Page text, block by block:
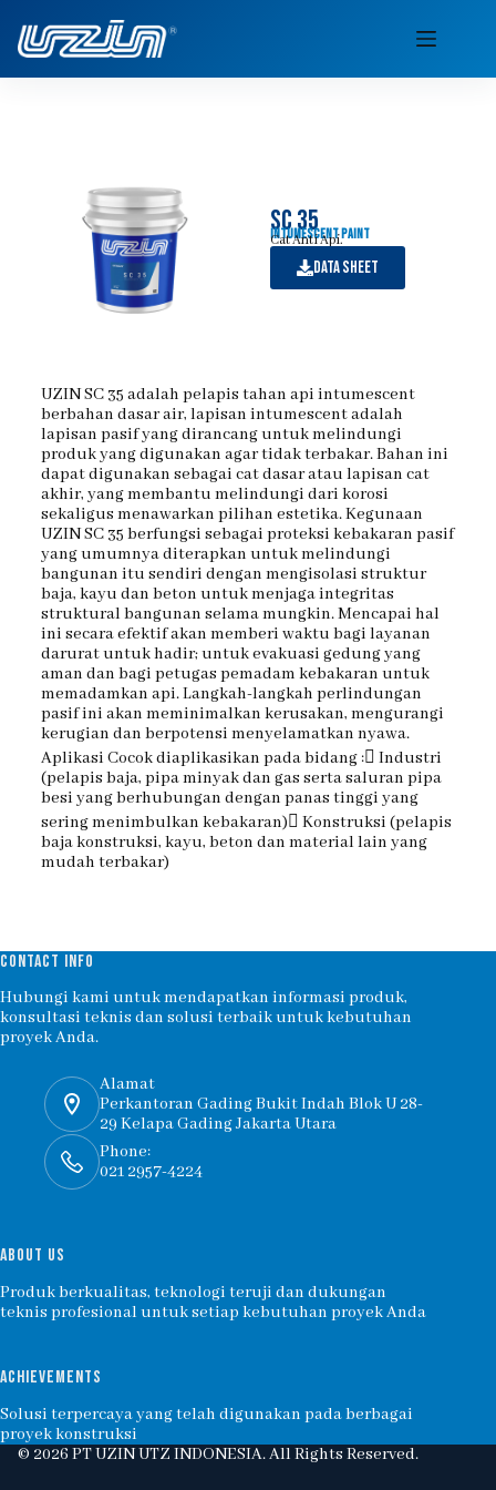
sc 35
Intumescent Paint
Cat Anti Api.
Data sheet
UZIN SC 35 adalah pelapis tahan api intumescent
berbahan dasar air, lapisan intumescent adalah
lapisan pasif yang dirancang untuk melindungi
produk yang digunakan agar tidak terbakar. Bahan ini
dapat digunakan sebagai cat dasar atau lapisan cat
akhir, yang membantu melindungi dari korosi
sekaligus menawarkan pilihan estetika. Kegunaan
UZIN SC 35 berfungsi sebagai proteksi kebakaran pasif
yang umumnya diterapkan untuk melindungi
bangunan itu sendiri dengan mengisolasi struktur
baja, kayu dan beton untuk menjaga integritas
struktural bangunan selama mungkin. Mencapai hal
ini secara efektif akan memberi waktu bagi layanan
darurat untuk hadir; untuk evakuasi gedung yang
aman dan bagi petugas pemadam kebakaran untuk
memadamkan api. Langkah-langkah perlindungan
pasif ini akan meminimalkan kerusakan, mengurangi
kerugian dan berpotensi menyelamatkan nyawa.
Aplikasi Cocok diaplikasikan pada bidang : Industri
(pelapis baja, pipa minyak dan gas serta saluran pipa
besi yang berhubungan dengan panas tinggi yang
sering menimbulkan kebakaran) Konstruksi (pelapis
baja konstruksi, kayu, beton dan material lain yang
mudah terbakar)
CONTACT INFO
Hubungi kami untuk mendapatkan informasi produk,
konsultasi teknis dan solusi terbaik untuk kebutuhan
proyek Anda.
Alamat
Perkantoran Gading Bukit Indah Blok U 28-
29 Kelapa Gading Jakarta Utara
Phone:
021 2957-4224
ABOUT US
Produk berkualitas, teknologi teruji dan dukungan
teknis profesional untuk setiap kebutuhan proyek Anda
ACHIEVEMENTS
Solusi terpercaya yang telah digunakan pada berbagai
proyek konstruksi
© 2026 PT UZIN UTZ INDONESIA. All Rights Reserved.